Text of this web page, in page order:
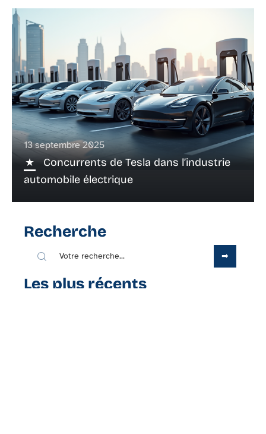
13 septembre 2025
Concurrents de Tesla dans l’industrie
automobile électrique
Recherche
Les plus récents